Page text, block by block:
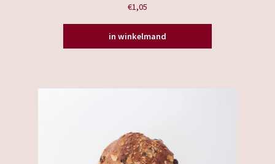
€1,05
in winkelmand